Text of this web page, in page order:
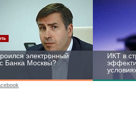
электронный
Банка Москвы?
ИКТ в